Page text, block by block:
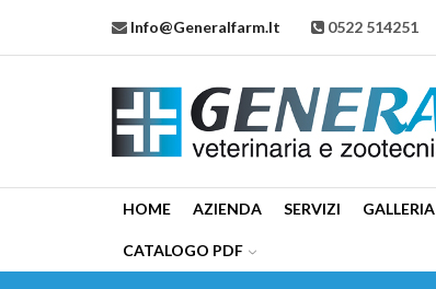
Info@generalfarm.it 0522 514251
HOME AZIENDA SERVIZI GALLERIA
CATALOGO PDF